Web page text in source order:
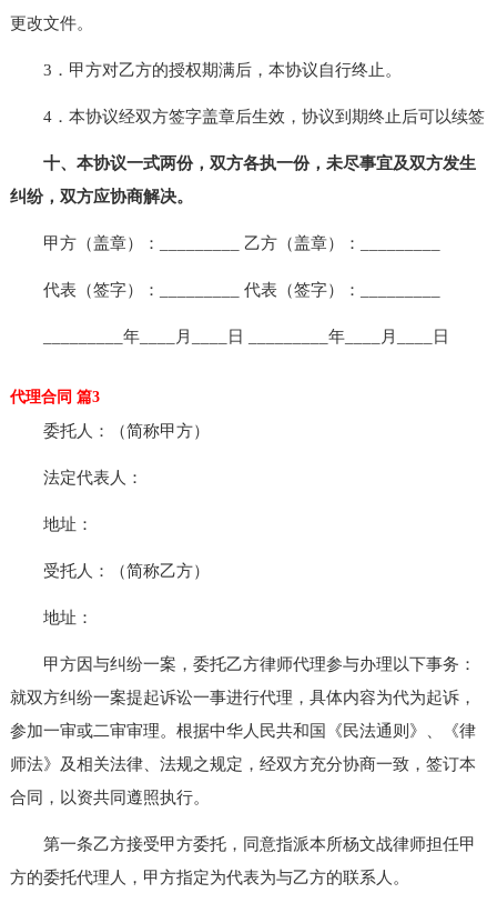
更改文件。
3．甲方对乙方的授权期满后，本协议自行终止。
4．本协议经双方签字盖章后生效，协议到期终止后可以续签
十、本协议一式两份，双方各执一份，未尽事宜及双方发生
纠纷，双方应协商解决。
甲方（盖章）：_________ 乙方（盖章）：_________
代表（签字）：_________ 代表（签字）：_________
_________年____月____日 _________年____月____日
代理合同 篇3
委托人：（简称甲方）
法定代表人：
地址：
受托人：（简称乙方）
地址：
甲方因与纠纷一案，委托乙方律师代理参与办理以下事务：
就双方纠纷一案提起诉讼一事进行代理，具体内容为代为起诉，
参加一审或二审审理。根据中华人民共和国《民法通则》、《律
师法》及相关法律、法规之规定，经双方充分协商一致，签订本
合同，以资共同遵照执行。
第一条乙方接受甲方委托，同意指派本所杨文战律师担任甲
方的委托代理人，甲方指定为代表为与乙方的联系人。